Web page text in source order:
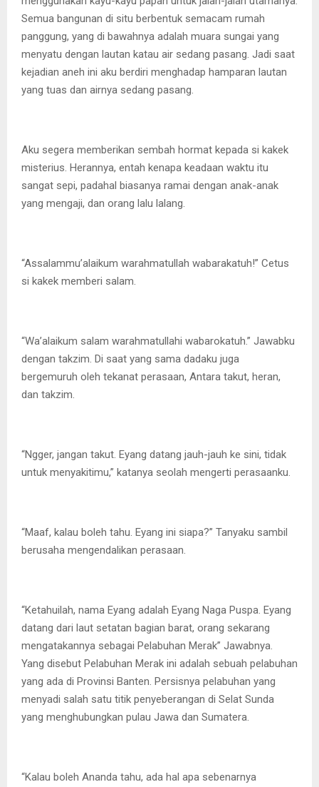
Semua bangunan di situ berbentuk semacam rumah
panggung, yang di bawahnya adalah muara sungai yang
menyatu dengan lautan katau air sedang pasang. Jadi saat
kejadian aneh ini aku berdiri menghadap hamparan lautan
yang tuas dan airnya sedang pasang.
Aku segera memberikan sembah hormat kepada si kakek
misterius. Herannya, entah kenapa keadaan waktu itu
sangat sepi, padahal biasanya ramai dengan anak-anak
yang mengaji, dan orang lalu lalang.
“Assalammu’alaikum warahmatullah wabarakatuh!” Cetus
si kakek memberi salam.
“Wa’alaikum salam warahmatullahi wabarokatuh.” Jawabku
dengan takzim. Di saat yang sama dadaku juga
bergemuruh oleh tekanat perasaan, Antara takut, heran,
dan takzim.
“Ngger, jangan takut. Eyang datang jauh-jauh ke sini, tidak
untuk menyakitimu,” katanya seolah mengerti perasaanku.
“Maaf, kalau boleh tahu. Eyang ini siapa?” Tanyaku sambil
berusaha mengendalikan perasaan.
“Ketahuilah, nama Eyang adalah Eyang Naga Puspa. Eyang
datang dari laut setatan bagian barat, orang sekarang
mengatakannya sebagai Pelabuhan Merak” Jawabnya.
Yang disebut Pelabuhan Merak ini adalah sebuah pelabuhan
yang ada di Provinsi Banten. Persisnya pelabuhan yang
menyadi salah satu titik penyeberangan di Selat Sunda
yang menghubungkan pulau Jawa dan Sumatera.
“Kalau boleh Ananda tahu, ada hal apa sebenarnya